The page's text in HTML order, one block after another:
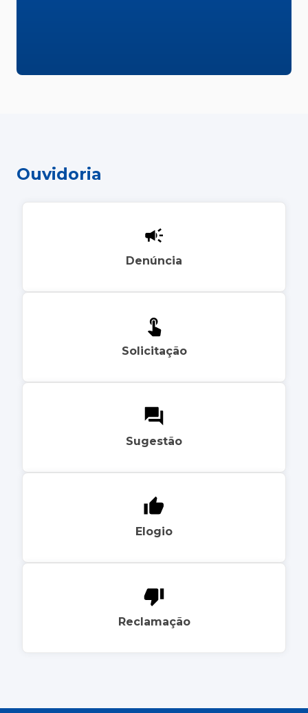
Ouvidoria
Denúncia
Solicitação
Sugestão
Elogio
Reclamação